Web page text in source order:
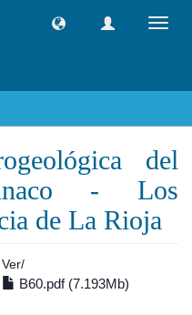
del
- Los
de La Rioja
Ver/
B60.pdf (7.193Mb)